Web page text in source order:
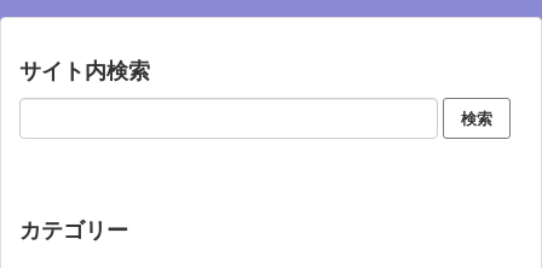
サイト内検索
カテゴリー